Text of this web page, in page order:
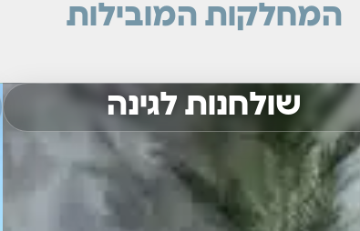
המחלקות המובילות
שולחנות לגינה